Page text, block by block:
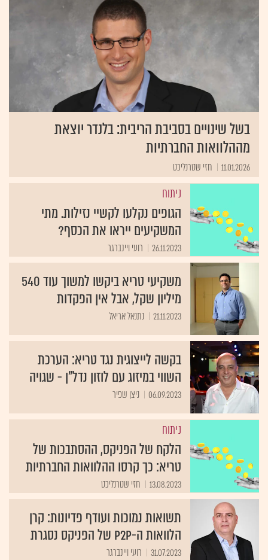
בשל שינויים בסביבת הריבית: בלנדר יוצאת
מההלוואות החברתיות
11.01.2026 חזי שטרנליכט
ניתוח
הגופים נקלעו לקשיי נזילות. מתי
המשקיעים ייראו את הכסף?
26.11.2023 רועי ויינברגר
משקיעי טריא ביקשו למשוך עוד 540
מיליון שקל, אבל אין הפקדות
21.11.2023 נתנאל אריאל
בקשה לייצוגית נגד טריא: הערכת
השווי במיזוג עם לוזון נדל"ן - שגויה
06.09.2023 ניצן שפיר
ניתוח
הלקח של הפניקס, ההסתבכות של
טריא: כך קרסו ההלוואות החברתיות
13.08.2023 חזי שטרנליכט
תשואות נמוכות ועודף פדיונות: קרן
הלוואות ה-P2P של הפניקס נסגרת
31.07.2023 רועי ויינברגר